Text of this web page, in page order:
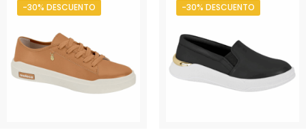
-30% DESCUENTO -30% DESCUENTO